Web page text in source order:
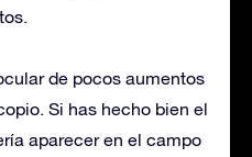
de pocos aumentos
Si has hecho bien el
aparecer en el campo